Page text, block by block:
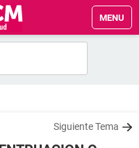
MENU
Siguiente Tema